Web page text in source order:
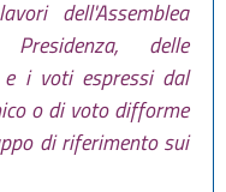
dell'Assemblea
delle
e i voti espressi dal
o di voto difforme
di riferimento sui